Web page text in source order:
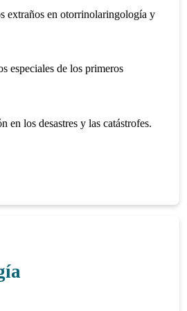
extraños en otorrinolaringología y
especiales de los primeros
en los desastres y las catástrofes.